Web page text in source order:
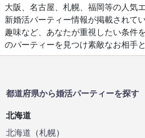
大阪、名古屋、札幌、福岡等の人気
新婚活パーティー情報が掲載されて
趣味など、あなたが重視したい条件
のパーティーを見つけ素敵なお相手
都道府県から婚活パーティーを探す
北海道
北海道 （札幌）